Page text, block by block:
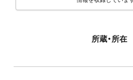
所蔵・所在